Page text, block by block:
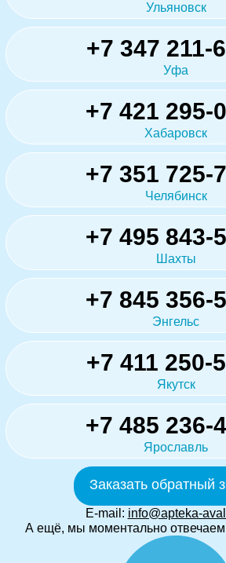
Ульяновск
+7 347 211-
Уфа
+7 421 295-
Хабаровск
+7 351 725-
Челябинск
+7 495 843-
Шахты
+7 845 356-
Энгельс
+7 411 250-
Якутск
+7 485 236-
Ярославль
Заказать обратный
E-mail: info@apteka-
А ещё, мы моментально